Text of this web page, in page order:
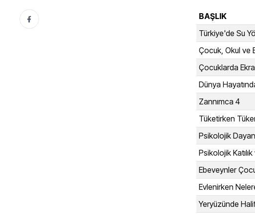
BAŞLIK
Türkiye'de Su
Çocuk, Okul ve
Çocuklarda
Dünya
Zannımca 4
Tüketirken
Psikolojik
Psikolojik
Ebeveynler
Evlenirken
Yeryüzünde